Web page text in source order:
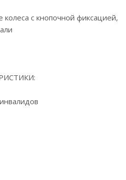
с кнопочной фиксацией,